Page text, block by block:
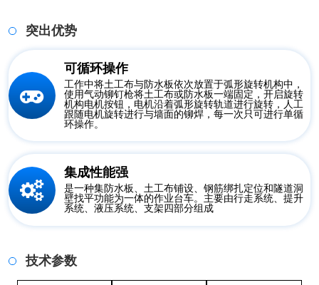
突出优势
可循环操作
工作中将土工布与防水板依次放置于弧形旋转机构中，
使用气动铆钉枪将土工布或防水板一端固定，开启旋转
机构电机按钮，电机沿着弧形旋转轨道进行旋转，人工
跟随电机旋转进行与墙面的铆焊，每一次只可进行单循
环操作。
集成性能强
是一种集防水板、土工布铺设、钢筋绑扎定位和隧道洞
壁找平功能为一体的作业台车。主要由行走系统、提升
系统、液压系统、支架四部分组成
技术参数